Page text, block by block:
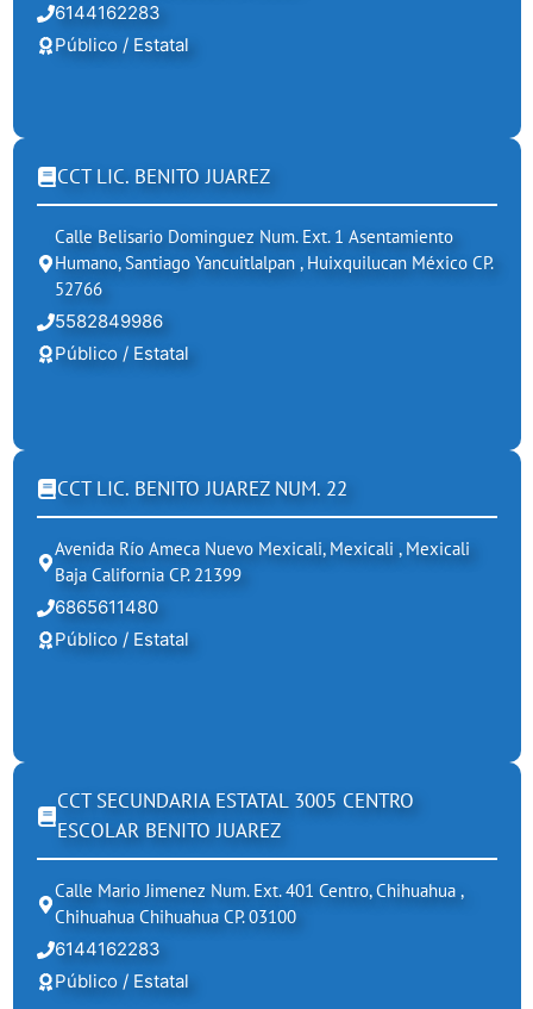
6144162283
Público / Estatal
CCT LIC. BENITO JUAREZ
Calle Belisario Dominguez Num. Ext. 1 Asentamiento
Humano, Santiago Yancuitlalpan , Huixquilucan México CP.
52766
5582849986
Público / Estatal
CCT LIC. BENITO JUAREZ NUM. 22
Avenida Río Ameca Nuevo Mexicali, Mexicali , Mexicali
Baja California CP. 21399
6865611480
Público / Estatal
CCT SECUNDARIA ESTATAL 3005 CENTRO
ESCOLAR BENITO JUAREZ
Calle Mario Jimenez Num. Ext. 401 Centro, Chihuahua ,
Chihuahua Chihuahua CP. 03100
6144162283
Público / Estatal